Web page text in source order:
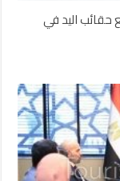
حقائب اليد في